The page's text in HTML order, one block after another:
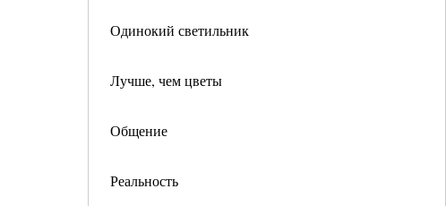
Одинокий светильник
Лучше, чем цветы
Общение
Реальность